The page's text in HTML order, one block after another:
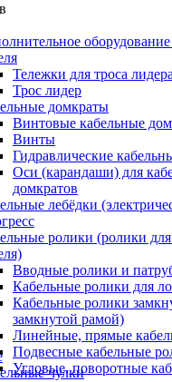
Тележки для троса лидера
Трос лидер
домкраты
Винтовые кабельные
Винты
Гидравлические
Оси (карандаши) для
домкратов
лебёдки
ролики (ролики
Вводные ролики и
Кабельные ролики для
Кабельные ролики
замкнутой рамой)
Линейные, прямые
Подвесные кабельные
Угловые, поворотные
чулки